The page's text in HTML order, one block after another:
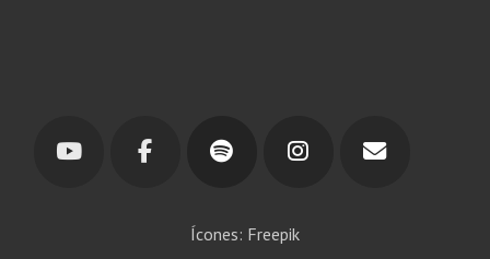
Ícones: Freepik